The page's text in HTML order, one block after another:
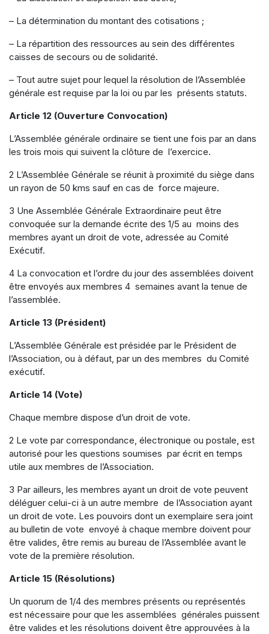
– La détermination du montant des cotisations ;
– La répartition des ressources au sein des différentes
caisses de secours ou de solidarité.
– Tout autre sujet pour lequel la résolution de l’Assemblée
générale est requise par la loi ou par les présents statuts.
Article 12 (Ouverture Convocation)
L’Assemblée générale ordinaire se tient une fois par an dans
les trois mois qui suivent la clôture de l’exercice.
2 L’Assemblée Générale se réunit à proximité du siège dans
un rayon de 50 kms sauf en cas de force majeure.
3 Une Assemblée Générale Extraordinaire peut être
convoquée sur la demande écrite des 1/5 au moins des
membres ayant un droit de vote, adressée au Comité
Exécutif.
4 La convocation et l’ordre du jour des assemblées doivent
être envoyés aux membres 4 semaines avant la tenue de
l’assemblée.
Article 13 (Président)
L’Assemblée Générale est présidée par le Président de
l’Association, ou à défaut, par un des membres du Comité
exécutif.
Article 14 (Vote)
Chaque membre dispose d’un droit de vote.
2 Le vote par correspondance, électronique ou postale, est
autorisé pour les questions soumises par écrit en temps
utile aux membres de l’Association.
3 Par ailleurs, les membres ayant un droit de vote peuvent
déléguer celui-ci à un autre membre de l’Association ayant
un droit de vote. Les pouvoirs dont un exemplaire sera joint
au bulletin de vote envoyé à chaque membre doivent pour
être valides, être remis au bureau de l’Assemblée avant le
vote de la première résolution.
Article 15 (Résolutions)
Un quorum de 1/4 des membres présents ou représentés
est nécessaire pour que les assemblées générales puissent
être valides et les résolutions doivent être approuvées à la